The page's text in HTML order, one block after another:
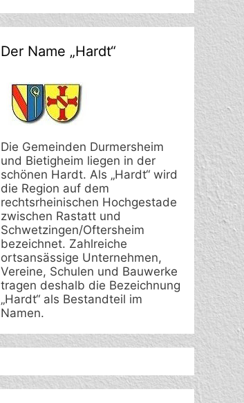
Der Name „Hardt“
Die Gemeinden Durmersheim
und Bietigheim liegen in der
schönen Hardt. Als „Hardt“ wird
die Region auf dem
rechtsrheinischen Hochgestade
zwischen Rastatt und
Schwetzingen/Oftersheim
bezeichnet. Zahlreiche
ortsansässige Unternehmen,
Vereine, Schulen und Bauwerke
tragen deshalb die Bezeichnung
„Hardt“ als Bestandteil im
Namen.